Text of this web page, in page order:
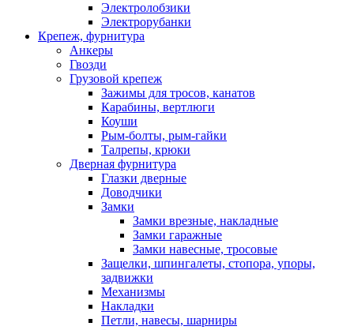
Электролобзики
Электрорубанки
Крепеж, фурнитура
Анкеры
Гвозди
Грузовой крепеж
Зажимы для тросов, канатов
Карабины, вертлюги
Коуши
Рым-болты, рым-гайки
Талрепы, крюки
Дверная фурнитура
Глазки дверные
Доводчики
Замки
Замки врезные, накладные
Замки гаражные
Замки навесные, тросовые
Защелки, шпингалеты, стопора, упоры,
задвижки
Механизмы
Накладки
Петли, навесы, шарниры